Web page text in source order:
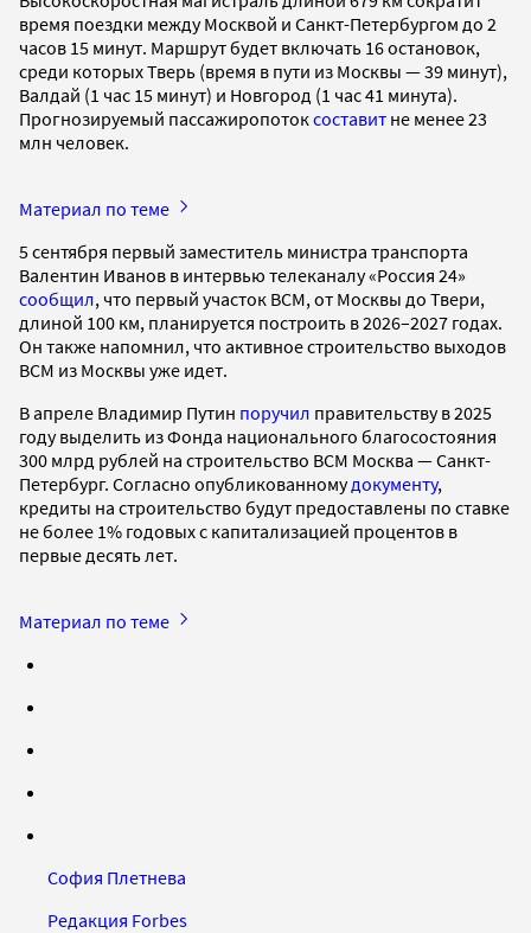
время поездки между Москвой и Санкт-Петербургом до 2
часов 15 минут. Маршрут будет включать 16 остановок,
среди которых Тверь (время в пути из Москвы — 39 минут),
Валдай (1 час 15 минут) и Новгород (1 час 41 минута).
Прогнозируемый пассажиропотоксоставит не менее 23
млн человек.
Материал по теме
5 сентября первый заместитель министра транспорта
Валентин Иванов в интервью телеканалу «Россия 24»
сообщил, что первый участок ВСМ, от Москвы до Твери,
длиной 100 км, планируется построить в 2026–2027 годах.
Он также напомнил, что активное строительство выходов
ВСМ из Москвы уже идет.
В апреле Владимир Путин поручил правительству в 2025
году выделить из Фонда национального благосостояния
300 млрд рублей на строительство ВСМ Москва — Санкт-
Петербург. Согласно опубликованномудокументу,
кредиты на строительство будут предоставлены по ставке
не более 1% годовых с капитализацией процентов в
первые десять лет.
Материал по теме
София Плетнева
Редакция Forbes